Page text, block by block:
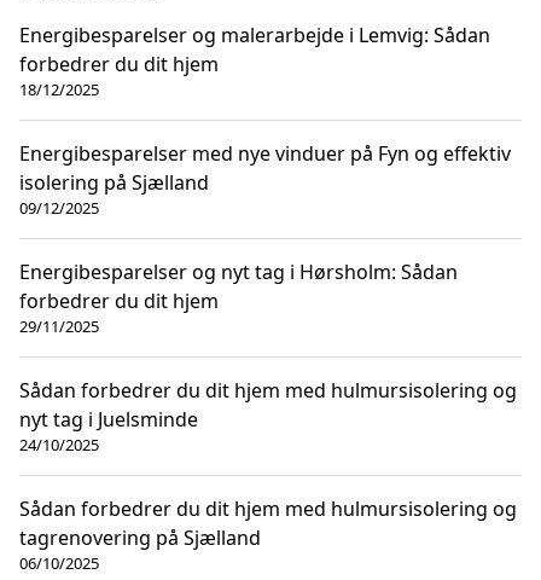
Energibesparelser og malerarbejde i Lemvig: Sådan
forbedrer du dit hjem
18/12/2025
Energibesparelser med nye vinduer på Fyn og effektiv
isolering på Sjælland
09/12/2025
Energibesparelser og nyt tag i Hørsholm: Sådan
forbedrer du dit hjem
29/11/2025
Sådan forbedrer du dit hjem med hulmursisolering og
nyt tag i Juelsminde
24/10/2025
Sådan forbedrer du dit hjem med hulmursisolering og
tagrenovering på Sjælland
06/10/2025